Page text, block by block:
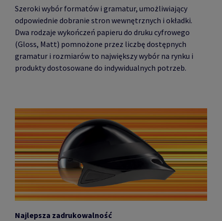
Szeroki wybór formatów i gramatur, umożliwiający
odpowiednie dobranie stron wewnętrznych i okładki.
Dwa rodzaje wykończeń papieru do druku cyfrowego
(Gloss, Matt) pomnożone przez liczbę dostępnych
gramatur i rozmiarów to największy wybór na rynku i
produkty dostosowane do indywidualnych potrzeb.
Najlepsza zadrukowalność